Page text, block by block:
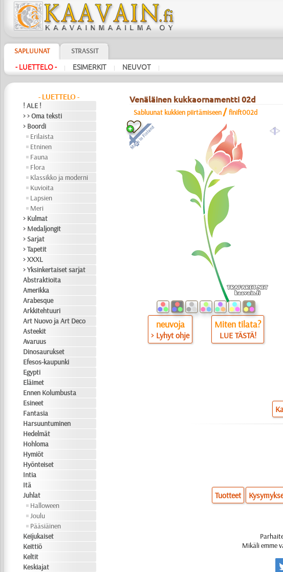
SAPLUUNAT STRASSIT
- LUETTELO - | ESIMERKIT | NEUVOT |
- LUETTELO -
! ALE !
> > Oma teksti
> Boordi
Erilaista
Etninen
Fauna
Flora
Klassikko ja moderni
Kuvioita
Lapsien
Meri
> Kulmat
> Medaljongit
> Sarjat
> Tapetit
> XXXL
> Yksinkertaiset sarjat
Abstraktioita
Amerikka
Arabesque
Arkkitehtuuri
Art Nuovo ja Art Deco
Asteekit
Avaruus
Dinosaurukset
Efesos-kaupunki
Egypti
Eläimet
Ennen Kolumbusta
Esineet
Fantasia
Harsuuntuminen
Hedelmät
Hohloma
Hymiöt
Hyönteiset
Intia
Itä
Juhlat
Halloween
Joulu
Pääsiäinen
Keijukaiset
Keittiö
Keltit
Keskiajat
Venäläinen kukkaornamentti 02d
Sabluunat kukkien piirtämiseen /finift002d
a
neuvoja
> Lyhyt ohje
Miten tilata?
LUE TÄSTÄ!
Tuotteet
Mikäli emme